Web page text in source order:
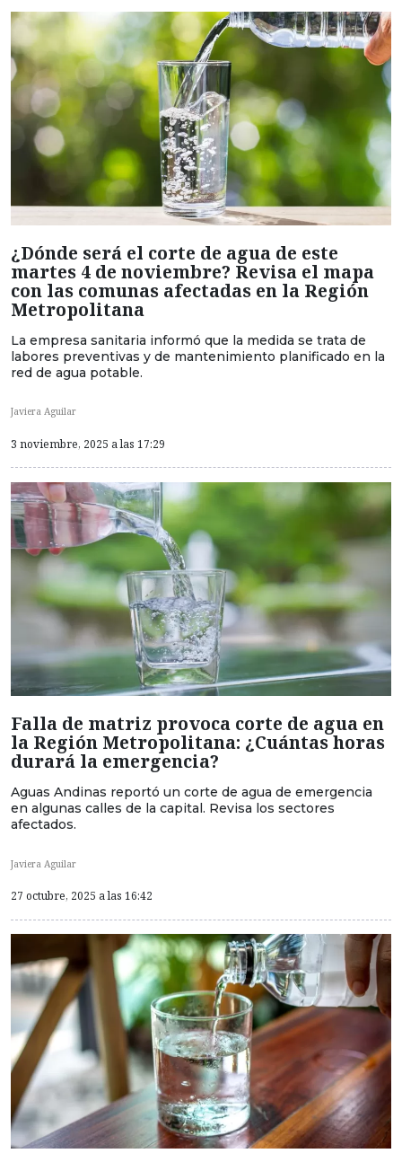
¿Dónde será el corte de agua de este
martes 4 de noviembre? Revisa el mapa
con las comunas afectadas en la Región
Metropolitana
La empresa sanitaria informó que la medida se trata de
labores preventivas y de mantenimiento planificado en la
red de agua potable.
Javiera Aguilar
3 noviembre, 2025 a las 17:29
Falla de matriz provoca corte de agua en
la Región Metropolitana: ¿Cuántas horas
durará la emergencia?
Aguas Andinas reportó un corte de agua de emergencia
en algunas calles de la capital. Revisa los sectores
afectados.
Javiera Aguilar
27 octubre, 2025 a las 16:42